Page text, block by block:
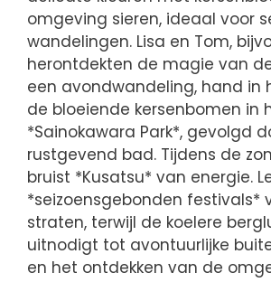
omgeving sieren, ideaal voor
wandelingen. Lisa en Tom,
herontdekten de magie van
een avondwandeling, hand in
de bloeiende kersenbomen in
*Sainokawara Park*, gevolgd
rustgevend bad. Tijdens de
bruist *Kusatsu* van energie.
*seizoensgebonden festivals*
straten, terwijl de koelere
uitnodigt tot avontuurlijke
en het ontdekken van de